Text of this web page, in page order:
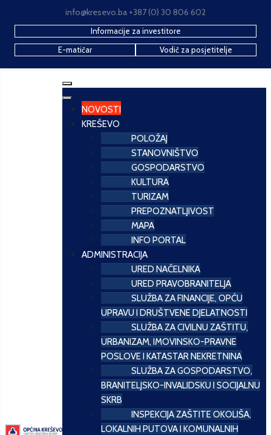
info@kresevo.ba +387 (0) 30 806 602
Informacije za investitore
E-matičar
Vodič za posjetitelje
NOVOSTI
KREŠEVO
POLOŽAJ
STANOVNIŠTVO
GOSPODARSTVO
KULTURA
TURIZAM
PREPOZNATLJIVOST
MAPA
INFO PORTAL
ADMINISTRACIJA
URED NAČELNIKA
URED PRAVOBRANITELJA
SLUŽBA ZA FINANCIJE, OPĆU
UPRAVU I DRUŠTVENE DJELATNOSTI
SLUŽBA ZA CIVILNU ZAŠTITU,
URBANIZAM, IMOVINSKO-PRAVNE
POSLOVE I KATASTAR NEKRETNINA
SLUŽBA ZA GOSPODARSTVO,
BRANITELJSKO-INVALIDSKU I SOCIJALNU
SKRB
INSPEKCIJA ZAŠTITE OKOLIŠA,
LOKALNIH PUTOVA I KOMUNALNIH